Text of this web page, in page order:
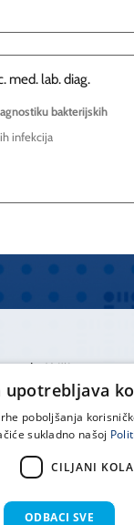
med. lab. diag.
bakterijskih
infekcija
Križine
557 111
poboljšanja
sukladno našoj
CILJANI
ODBACI SVE